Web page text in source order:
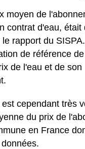
moyen de
contrat d'eau, était
rapport du
de référence
de l'eau et de son
cependant très
du prix de
en France